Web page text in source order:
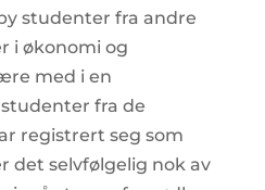
studenter fra andre
i økonomi og
med i en
fra de
registrert seg som
det selvfølgelig nok av